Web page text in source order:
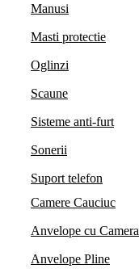
Manusi
Masti protectie
Oglinzi
Scaune
Sisteme anti-furt
Sonerii
Suport telefon
Camere Cauciuc
Anvelope cu Camera
Anvelope Pline